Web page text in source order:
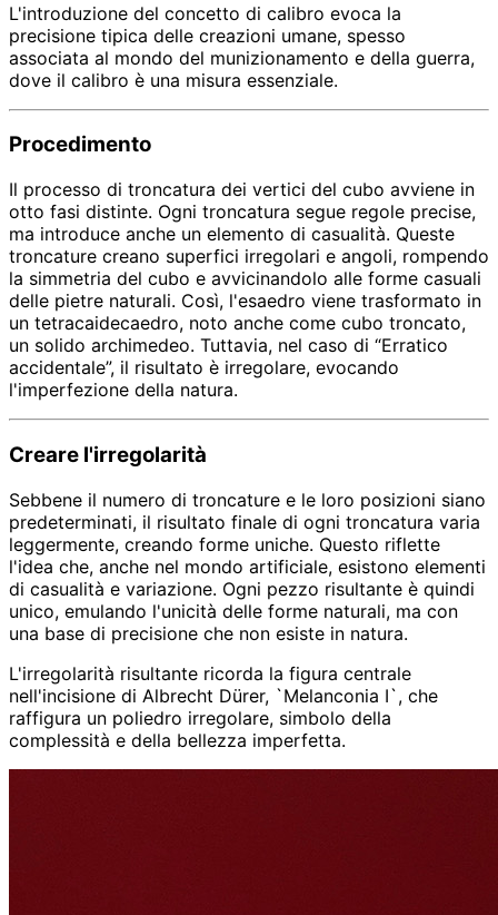
L'introduzione del concetto di calibro evoca la
precisione tipica delle creazioni umane, spesso
associata al mondo del munizionamento e della guerra,
dove il calibro è una misura essenziale.
Procedimento
Il processo di troncatura dei vertici del cubo avviene in
otto fasi distinte. Ogni troncatura segue regole precise,
ma introduce anche un elemento di casualità. Queste
troncature creano superfici irregolari e angoli, rompendo
la simmetria del cubo e avvicinandolo alle forme casuali
delle pietre naturali. Così, l'esaedro viene trasformato in
un tetracaidecaedro, noto anche come cubo troncato,
un solido archimedeo. Tuttavia, nel caso di “Erratico
accidentale”, il risultato è irregolare, evocando
l'imperfezione della natura.
Creare l'irregolarità
Sebbene il numero di troncature e le loro posizioni siano
predeterminati, il risultato finale di ogni troncatura varia
leggermente, creando forme uniche. Questo riflette
l'idea che, anche nel mondo artificiale, esistono elementi
di casualità e variazione. Ogni pezzo risultante è quindi
unico, emulando l'unicità delle forme naturali, ma con
una base di precisione che non esiste in natura.
L'irregolarità risultante ricorda la figura centrale
nell'incisione di Albrecht Dürer, `Melanconia I`, che
raffigura un poliedro irregolare, simbolo della
complessità e della bellezza imperfetta.